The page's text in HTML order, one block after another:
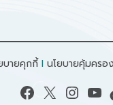
บายคุกกี้ I นโยบายคุ้มคร
Facebook X Instagram YouTube